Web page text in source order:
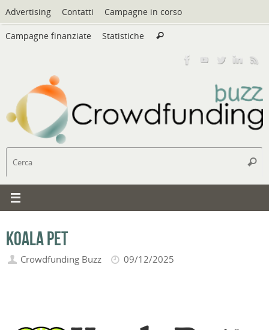
Vai
al
contenuto
Advertising Contatti Campagne in corso
Campagne finanziate Statistiche Cerca
Cerca
Koala Pet
Crowdfunding Buzz 09/12/2025